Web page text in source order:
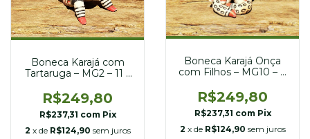
Boneca Karajá com
Tartaruga – MG2 – 11 x
R$249,80
R$237,31 com Pix
2 x de R$124,90 sem juros
Boneca Karajá Onça
com Filhos – MG10 – 8
R$249,80
R$237,31 com Pix
2 x de R$124,90 sem juros